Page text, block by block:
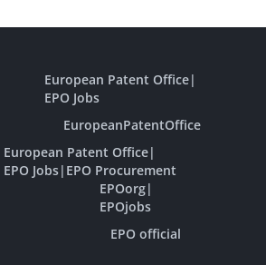
European Patent Office|
EPO Jobs
EuropeanPatentOffice
European Patent Office|
EPO Jobs| EPO Procurement
EPOorg|
EPOjobs
EPO official